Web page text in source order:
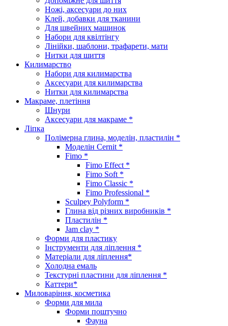
Ножі, аксесуари до них
Клей, добавки для тканини
Для швейних машинок
Набори для квілтінгу
Лінійки, шаблони, трафарети, мати
Нитки для шиття
Килимарство
Набори для килимарства
Аксесуари для килимарства
Нитки для килимарства
Макраме, плетіння
Шнури
Аксесуари для макраме *
Ліпка
Полімерна глина, моделін, пластилін *
Моделін Cernit *
Fimo *
Fimo Effect *
Fimo Soft *
Fimo Classic *
Fimo Professional *
Sculpey Polyform *
Глина від різних виробників *
Пластилін *
Jam clay *
Форми для пластику
Інструменти для ліплення *
Матеріали для ліплення*
Холодна емаль
Текстурні пластини для ліплення *
Каттери*
Миловаріння, косметика
Форми для мила
Форми поштучно
Фауна